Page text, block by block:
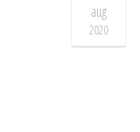
aug
2020